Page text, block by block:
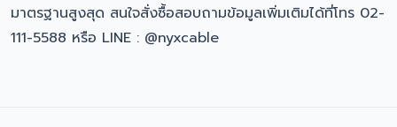
มาตรฐานสูงสุด สนใจสั่งซื้อสอบถามข้อมูลเพิ่มเติมได้ที่โทร 02-
111-5588 หรือ LINE : @nyxcable